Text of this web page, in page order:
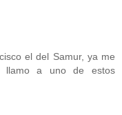
el del Samur, ya me
llamo a uno de estos